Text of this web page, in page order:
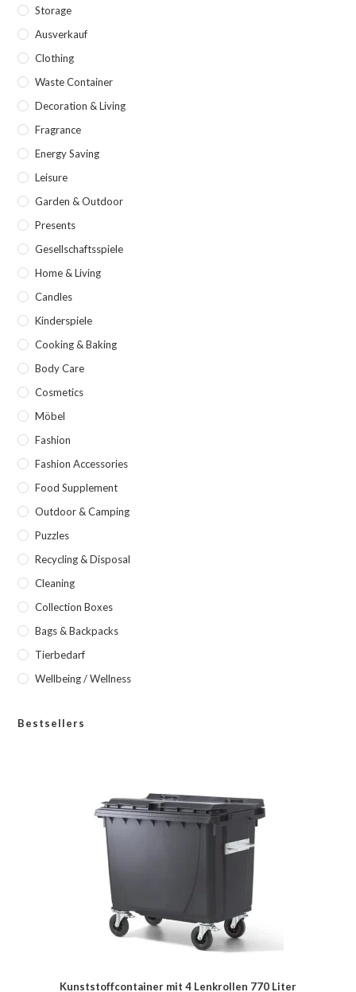
Storage
Ausverkauf
Clothing
Waste Container
Decoration & Living
Fragrance
Energy Saving
Leisure
Garden & Outdoor
Presents
Gesellschaftsspiele
Home & Living
Candles
Kinderspiele
Cooking & Baking
Body Care
Cosmetics
Möbel
Fashion
Fashion Accessories
Food Supplement
Outdoor & Camping
Puzzles
Recycling & Disposal
Cleaning
Collection Boxes
Bags & Backpacks
Tierbedarf
Wellbeing / Wellness
Bestsellers
Kunststoffcontainer mit 4 Lenkrollen 770 Liter